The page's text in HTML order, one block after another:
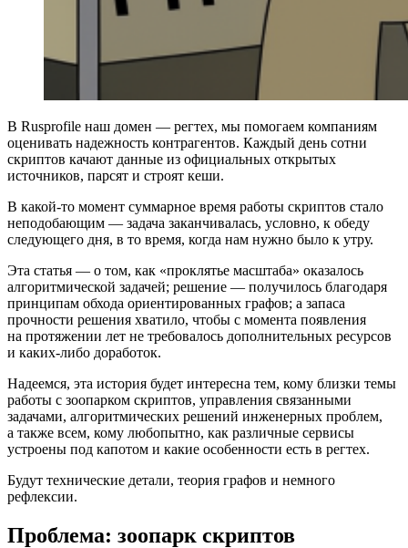
В Rusprofile наш домен — регтех, мы помогаем компаниям
оценивать надежность контрагентов. Каждый день сотни
скриптов качают данные из официальных открытых
источников, парсят и строят кеши.
В какой‑то момент суммарное время работы скриптов стало
неподобающим — задача заканчивалась, условно, к обеду
следующего дня, в то время, когда нам нужно было к утру.
Эта статья — о том, как «проклятье масштаба» оказалось
алгоритмической задачей; решение — получилось благодаря
принципам обхода ориентированных графов; а запаса
прочности решения хватило, чтобы с момента появления
на протяжении лет не требовалось дополнительных ресурсов
и каких‑либо доработок.
Надеемся, эта история будет интересна тем, кому близки темы
работы с зоопарком скриптов, управления связанными
задачами, алгоритмических решений инженерных проблем,
а также всем, кому любопытно, как различные сервисы
устроены под капотом и какие особенности есть в регтех.
Будут технические детали, теория графов и немного
рефлексии.
Проблема: зоопарк скриптов